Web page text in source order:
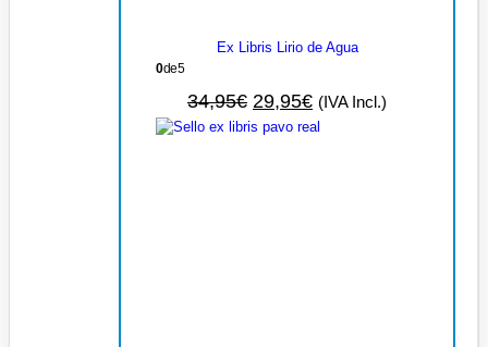
Ex Libris Lirio de Agua
0de 5
34,95€ 29,95€ (IVA Incl.)